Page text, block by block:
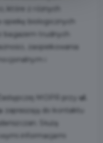
które z różnych
biologicznych
bagażem trudnych
zaopiekowania
i
MOPR przy ul.
zapraszają do kontaktu
Służą
informacjami